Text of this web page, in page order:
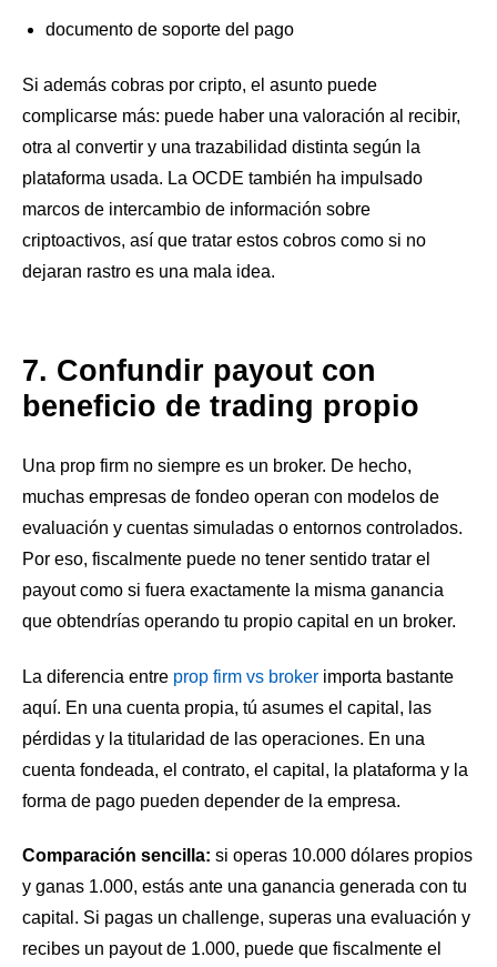
documento de soporte del pago
Si además cobras por cripto, el asunto puede
complicarse más: puede haber una valoración al recibir,
otra al convertir y una trazabilidad distinta según la
plataforma usada. La OCDE también ha impulsado
marcos de intercambio de información sobre
criptoactivos, así que tratar estos cobros como si no
dejaran rastro es una mala idea.
7. Confundir payout con
beneficio de trading propio
Una prop firm no siempre es un broker. De hecho,
muchas empresas de fondeo operan con modelos de
evaluación y cuentas simuladas o entornos controlados.
Por eso, fiscalmente puede no tener sentido tratar el
payout como si fuera exactamente la misma ganancia
que obtendrías operando tu propio capital en un broker.
La diferencia entre prop firm vs broker importa bastante
aquí. En una cuenta propia, tú asumes el capital, las
pérdidas y la titularidad de las operaciones. En una
cuenta fondeada, el contrato, el capital, la plataforma y la
forma de pago pueden depender de la empresa.
Comparación sencilla: si operas 10.000 dólares propios
y ganas 1.000, estás ante una ganancia generada con tu
capital. Si pagas un challenge, superas una evaluación y
recibes un payout de 1.000, puede que fiscalmente el